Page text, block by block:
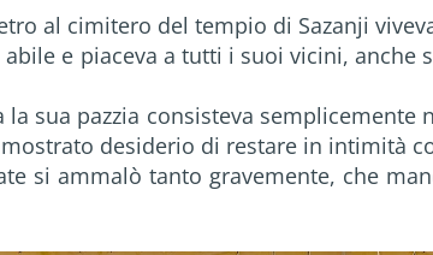
al cimitero del tempio di Sazanji
e piaceva a tutti i suoi vicini, anche
la sua pazzia consisteva
desiderio di restare in intimità
si ammalò tanto gravemente, che